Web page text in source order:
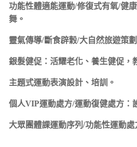
功能性體適能運動/修復式有氧/健
舞。
靈氣傳導/斷食辟穀/大自然旅遊策
銀髮健促：活耀老化、養生健促，
主題式運動表演設計、培訓。
個人VIP運動處方/運動復健處方：
大眾團體課運動序列/功能性運動處